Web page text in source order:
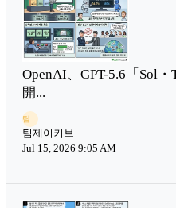
OpenAI、GPT-5.6「Sol
開...
팀
팀제이커브
Jul 15, 2026 9:05 AM